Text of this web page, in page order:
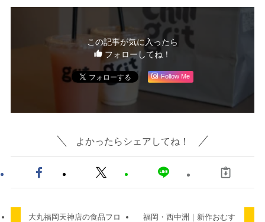
この記事が気に入ったら
フォローしてね！
Follow Me
よかったらシェアしてね！
大丸福岡天神店の食品フロ
福岡・西中洲｜新作おむす